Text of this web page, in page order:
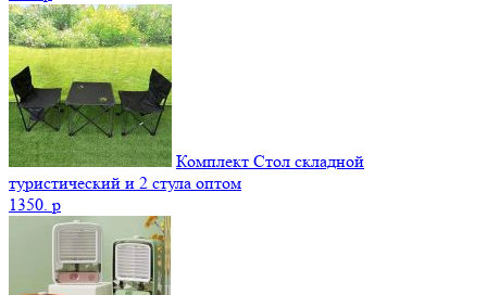
Комплект Стол складной
туристический и 2 стула оптом
1350. p